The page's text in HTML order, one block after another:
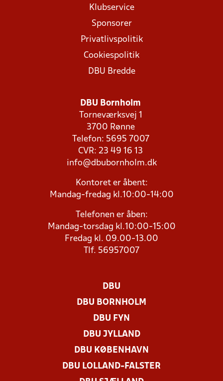
Klubservice
Sponsorer
Privatlivspolitik
Cookiespolitik
DBU Bredde
DBU Bornholm
Torneværksvej 1
3700 Rønne
Telefon: 5695 7007
CVR: 23 49 16 13
info@dbubornholm.dk
Kontoret er åbent:
Mandag-fredag kl.10:00-14:00
Telefonen er åben:
Mandag-torsdag kl.10:00-15:00
Fredag kl. 09.00-13.00
Tlf. 56957007
DBU
DBU BORNHOLM
DBU FYN
DBU JYLLAND
DBU KØBENHAVN
DBU LOLLAND-FALSTER